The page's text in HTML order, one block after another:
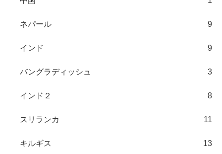
ネパール 9
インド 9
バングラディッシュ 3
インド２ 8
スリランカ 11
キルギス 13